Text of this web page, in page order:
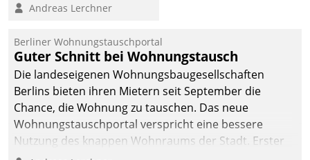
Softwareentwicklungshaus
Andreas Lerchner
Berliner Wohnungstauschportal
Guter Schnitt bei Wohnungstausch
Die landeseigenen Wohnungsbaugesellschaften
Berlins bieten ihren Mietern seit September die
Chance, die Wohnung zu tauschen. Das neue
Wohnungstauschportal verspricht eine bessere
Nutzung des knappen Wohnraums der Stadt. Erster